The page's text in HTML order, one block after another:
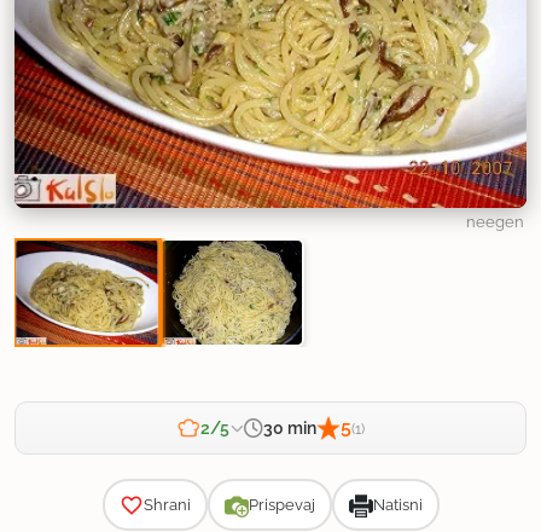
neegen
2/5 30 min 5(1)
Shrani Prispevaj Natisni